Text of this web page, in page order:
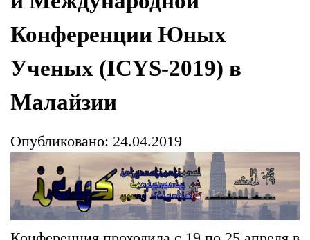
Конференции Юных
Ученых (ICYS-2019) в
Малайзии
Опубликовано: 24.04.2019